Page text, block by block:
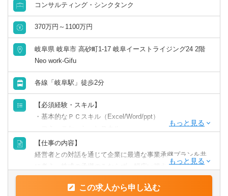
客さまを対象に、組織再編コンサルティング業務のプロジ
ェクト推進をお任せします。
【歓迎スキル・経験】税理士/公認会計士/中小企業診断士等
の資格をお持ちの方、組織再編等のPM経験者、金融機関経
験者
■ココが魅力・やりがい
・「圧倒的なお客さま志向」「当事者意識」「成長志
向」。自己実現の中に社会貢献の要素が多い人材が集結
・「生涯顧客（お客さま）」「チームコンサルティング」
「実行・実現支援」
・お客さまの「計画立案ではなく、成功実現」のために、
共に考え・行動し、チームでお客さまの期待を超える付加
価値を提供し続けることで、共創パートナーとなることを
コンサルティング・シンクタンク
370万円～1100万円
岐阜県 岐阜市 高砂町1-17 岐阜イーストライジング24 2階
Neo work-Gifu
各線「岐阜駅」徒歩2分
【必須経験・スキル】
・基本的なＰＣスキル（Excel/Word/ppt）
・ファイナンシャルプランナー/FP 2級(1級尚可）/ 金融機
関 実務経験 3年以上
【歓迎される経験・スキル】
・銀行勤務者、証券会社勤務者
【仕事の内容】
経営者との対話を通じて企業に最適な事業承継プランを共
に考え、株式の承継のみならず、幅広い視点でお客様の成
【歓迎スキル・経験】銀行勤務者、証券会社勤務者
この求人から申し込む
税理士
税理士科目合格
日商簿記検定1級
会計事務所・税理士法人
コンサルティングファーム
事業会社
北海道・東北
北海道
岩手県
コンサルタント／監査法人／士業関連
すべて選択する
戦略・業務・会計コンサルタント
経営・戦略コンサルタント
財務・会計・税務コンサルタント
人事・組織コンサルタント